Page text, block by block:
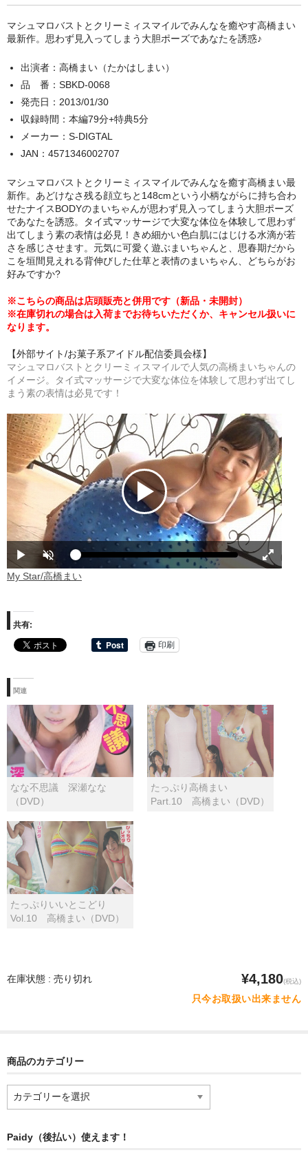
マシュマロバストとクリーミィスマイルでみんなを癒やす高橋まい
最新作。思わず見入ってしまう大胆ポーズであなたを誘惑♪
出演者：高橋まい（たかはしまい）
品 番：SBKD-0068
発売日：2013/01/30
収録時間：本編79分+特典5分
メーカー：S-DIGTAL
JAN：4571346002707
マシュマロバストとクリーミィスマイルでみんなを癒す高橋まい最
新作。あどけなさ残る顔立ちと148cmという小柄ながらに持ち合わ
せたナイスBODYのまいちゃんが思わず見入ってしまう大胆ポーズ
であなたを誘惑。タイ式マッサージで大変な体位を体験して思わず
出てしまう素の表情は必見！きめ細かい色白肌にはじける水滴が若
さを感じさせます。元気に可愛く遊ぶまいちゃんと、思春期だから
こを垣間見えれる背伸びした仕草と表情のまいちゃん、どちらがお
好みですか?
※こちらの商品は店頭販売と併用です（新品・未開封）
※在庫切れの場合は入荷までお待ちいただくか、キャンセル扱いに
なります。
【外部サイト/お菓子系アイドル配信委員会様】
マシュマロバストとクリーミィスマイルで人気の高橋まいちゃんの
イメージ。タイ式マッサージで大変な体位を体験して思わず出てし
まう素の表情は必見です！
共有:
印刷
関連
なな不思議 深瀬なな
（DVD）
たっぷり高橋まい
Part.10 高橋まい（DVD）
たっぷりいいとこどり
Vol.10 高橋まい（DVD）
在庫状態 : 売り切れ ¥4,180(税込)
只今お取扱い出来ません
商品のカテゴリー
カ
Paidy（後払い）使えます！